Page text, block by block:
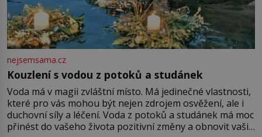
nejsemsama.cz
Kouzlení s vodou z potoků a studánek
Voda má v magii zvláštní místo. Má jedinečné vlastnosti,
které pro vás mohou být nejen zdrojem osvěžení, ale i
duchovní síly a léčení. Voda z potoků a studánek má moc
přinést do vašeho života pozitivní změny a obnovit vaši